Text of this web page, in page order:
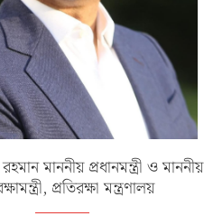
মাননীয় প্রধানমন্ত্রী ও মাননীয়
প্রতিরক্ষা মন্ত্রণালয়